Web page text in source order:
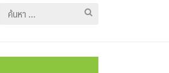
ค้นหา